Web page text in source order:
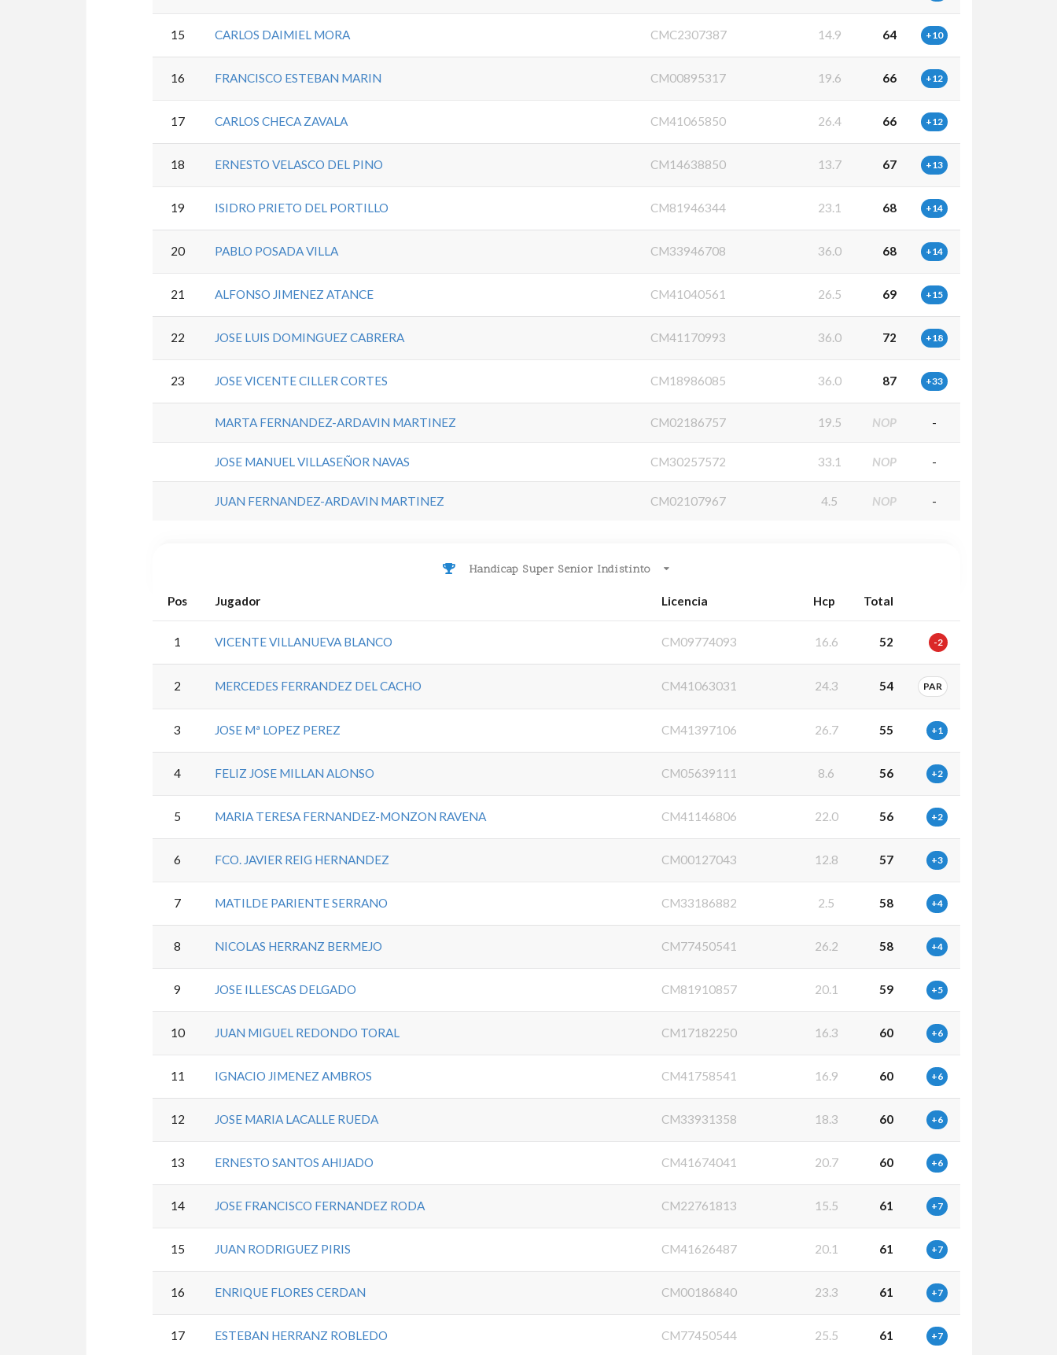
15 CARLOS DAIMIEL MORA CMC2307387 14.9 64 +10
16 FRANCISCO ESTEBAN MARIN CM00895317 19.6 66 +12
17 CARLOS CHECA ZAVALA CM41065850 26.4 66 +12
18 ERNESTO VELASCO DEL PINO CM14638850 13.7 67 +13
19 ISIDRO PRIETO DEL PORTILLO CM81946344 23.1 68 +14
20 PABLO POSADA VILLA CM33946708 36.0 68 +14
21 ALFONSO JIMENEZ ATANCE CM41040561 26.5 69 +15
22 JOSE LUIS DOMINGUEZ CABRERA CM41170993 36.0 72 +18
23 JOSE VICENTE CILLER CORTES CM18986085 36.0 87 +33
MARTA FERNANDEZ-ARDAVIN MARTINEZ CM02186757 19.5 NOP -
JOSE MANUEL VILLASEÑOR NAVAS CM30257572 33.1 NOP -
JUAN FERNANDEZ-ARDAVIN MARTINEZ CM02107967 4.5 NOP -
Handicap Super Senior Indistinto
Pos Jugador Licencia Hcp Total
1 VICENTE VILLANUEVA BLANCO CM09774093 16.6 52 -2
2 MERCEDES FERRANDEZ DEL CACHO CM41063031 24.3 54 PAR
3 JOSE Mª LOPEZ PEREZ CM41397106 26.7 55 +1
4 FELIZ JOSE MILLAN ALONSO CM05639111 8.6 56 +2
5 MARIA TERESA FERNANDEZ-MONZON RAVENA CM41146806 22.0 56 +2
6 FCO. JAVIER REIG HERNANDEZ CM00127043 12.8 57 +3
7 MATILDE PARIENTE SERRANO CM33186882 2.5 58 +4
8 NICOLAS HERRANZ BERMEJO CM77450541 26.2 58 +4
9 JOSE ILLESCAS DELGADO CM81910857 20.1 59 +5
10 JUAN MIGUEL REDONDO TORAL CM17182250 16.3 60 +6
11 IGNACIO JIMENEZ AMBROS CM41758541 16.9 60 +6
12 JOSE MARIA LACALLE RUEDA CM33931358 18.3 60 +6
13 ERNESTO SANTOS AHIJADO CM41674041 20.7 60 +6
14 JOSE FRANCISCO FERNANDEZ RODA CM22761813 15.5 61 +7
15 JUAN RODRIGUEZ PIRIS CM41626487 20.1 61 +7
16 ENRIQUE FLORES CERDAN CM00186840 23.3 61 +7
17 ESTEBAN HERRANZ ROBLEDO CM77450544 25.5 61 +7